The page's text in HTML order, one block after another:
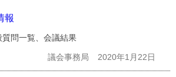
報
問一覧、会議結果
議会事務局 2020年1月22日